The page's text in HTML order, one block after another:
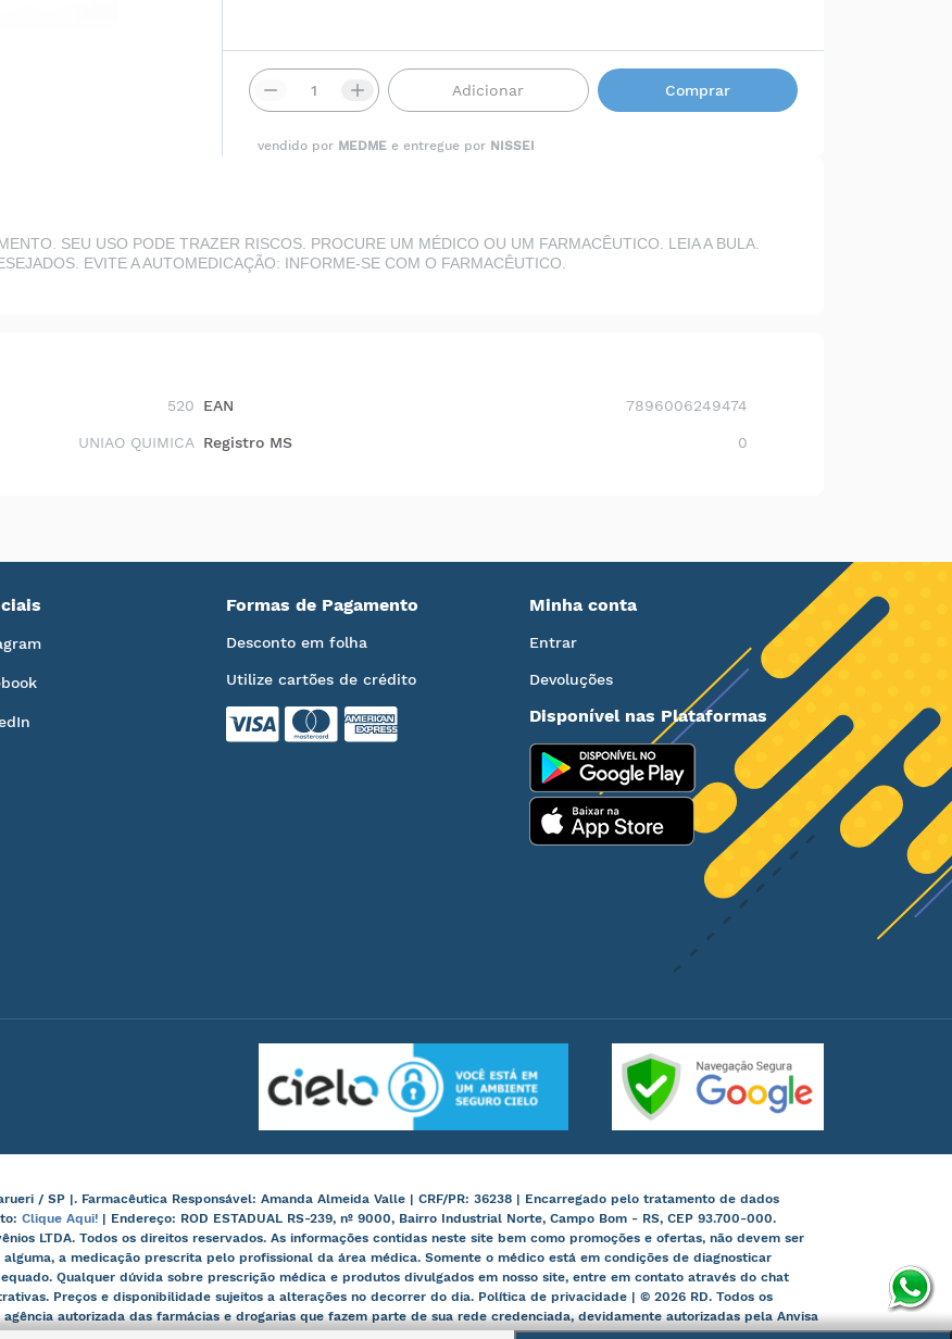
Adicionar Comprar
vendido por MEDME e entregue por NISSEI
SEU USO PODE TRAZER RISCOS. PROCURE UM MÉDICO OU UM FARMACÊUTICO. LEIA A BULA.
EVITE A AUTOMEDICAÇÃO: INFORME-SE COM O FARMACÊUTICO.
520 EAN 7896006249474
UNIAO QUIMICA Registro MS 0
Formas de Pagamento
Desconto em folha
Utilize cartões de crédito
Minha conta
Entrar
Devoluções
Disponível nas Plataformas
/ SP |. Farmacêutica Responsável: Amanda Almeida Valle | CRF/PR: 36238 | Encarregado pelo tratamento de dados
Clique Aqui! | Endereço: ROD ESTADUAL RS-239, nº 9000, Bairro Industrial Norte, Campo Bom - RS, CEP 93.700-000.
LTDA. Todos os direitos reservados. As informações contidas neste site bem como promoções e ofertas, não devem ser
a medicação prescrita pelo profissional da área médica. Somente o médico está em condições de diagnosticar
Qualquer dúvida sobre prescrição médica e produtos divulgados em nosso site, entre em contato através do chat
Preços e disponibilidade sujeitos a alterações no decorrer do dia. Política de privacidade | © 2026 RD. Todos os
autorizada das farmácias e drogarias que fazem parte de sua rede credenciada, devidamente autorizadas pela Anvisa